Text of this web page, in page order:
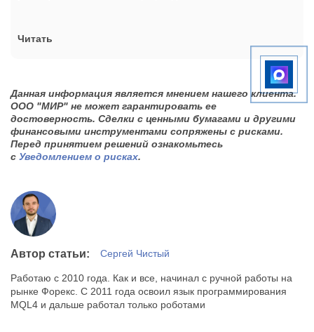
Читать
Данная информация является мнением нашего клиента.
ООО "МИР" не может гарантировать ее
достоверность. Сделки с ценными бумагами и другими
финансовыми инструментами сопряжены с рисками.
Перед принятием решений ознакомьтесь
с Уведомлением о рисках.
Автор статьи: Сергей Чистый
Работаю с 2010 года. Как и все, начинал с ручной работы на
рынке Форекс. С 2011 года освоил язык программирования
MQL4 и дальше работал только роботами